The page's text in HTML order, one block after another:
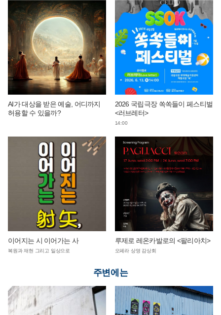
AI가 대상을 받은 예술, 어디까지
허용할 수 있을까?
2026 국립극장 쏙쏙들이 페스티벌
<러브레터>
14:00
이어지는 시 이어가는 사
복원과 재현 그리고 일상으로
루제로 레온카발로의 <팔리아치>
오페라 상영 감상회
주변에는